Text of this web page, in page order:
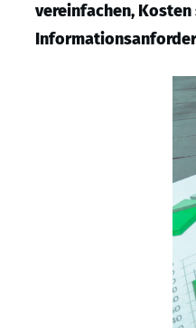
vereinfachen,